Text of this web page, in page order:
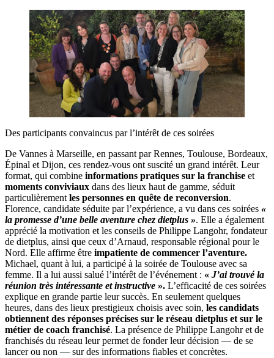
Des participants convaincus par l’intérêt de ces soirées
De Vannes à Marseille, en passant par Rennes, Toulouse, Bordeaux,
Épinal et Dijon, ces rendez-vous ont suscité un grand intérêt. Leur
format, qui combine informations pratiques sur la franchise et
moments conviviaux dans des lieux haut de gamme, séduit
particulièrement les personnes en quête de reconversion.
Florence, candidate séduite par l’expérience, a vu dans ces soirées «
la promesse d’une belle aventure chez dietplus ». Elle a également
apprécié la motivation et les conseils de Philippe Langohr, fondateur
de dietplus, ainsi que ceux d’Arnaud, responsable régional pour le
Nord. Elle affirme être impatiente de commencer l’aventure.
Michael, quant à lui, a participé à la soirée de Toulouse avec sa
femme. Il a lui aussi salué l’intérêt de l’événement : « J’ai trouvé la
réunion très intéressante et instructive ». L’efficacité de ces soirées
explique en grande partie leur succès. En seulement quelques
heures, dans des lieux prestigieux choisis avec soin, les candidats
obtiennent des réponses précises sur le réseau dietplus et sur le
métier de coach franchisé. La présence de Philippe Langohr et de
franchisés du réseau leur permet de fonder leur décision — de se
lancer ou non — sur des informations fiables et concrètes.